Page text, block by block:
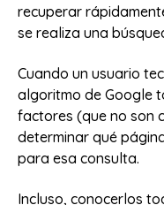
recuperar
se realiza una
Cuando un usuario
algoritmo de Google
factores (que no son
determinar qué
para esa consulta.
Incluso, conocerlos